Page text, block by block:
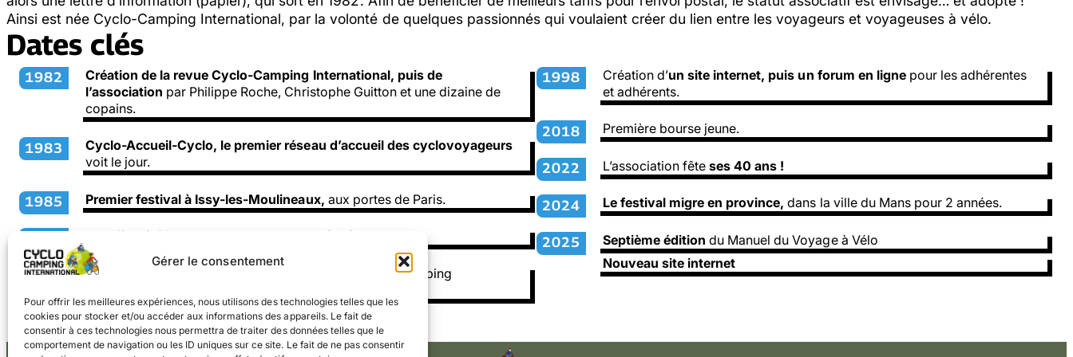
Gérer le consentement
Pour offrir les meilleures expériences, nous utilisons des technologies telles que les
cookies pour stocker et/ou accéder aux informations des appareils. Le fait de
consentir à ces technologies nous permettra de traiter des données telles que le
comportement de navigation ou les ID uniques sur ce site. Le fait de ne pas consentir
Ainsi est née Cyclo-Camping International, par la volonté de quelques passionnés qui voulaient créer du lien entre les voyageurs et voyageuses à vélo.
Dates clés
1982 Création de la revue Cyclo-Camping International, puis de
l’association par Philippe Roche, Christophe Guitton et une dizaine de
copains.
1983
Cyclo-Accueil-Cyclo, le premier réseau d’accueil des cyclovoyageurs
voit le jour.
1985 Premier festival à Issy-les-Moulineaux, aux portes de Paris.
Première édition du Manuel du Voyage à Vélo.
1989 Lancement de Postex, messagerie interne
à Cyclo-Camping
1998 Création d’un site internet, puis un forum en ligne pour les adhérentes
et adhérents.
2018 Première bourse jeune.
2022 L’association fêteses 40 ans !
2024 Le festival migre en province,dans la ville du Mans pour 2 années.
2025 Septième éditiondu Manuel du Voyage à Vélo
Nouveau site internet